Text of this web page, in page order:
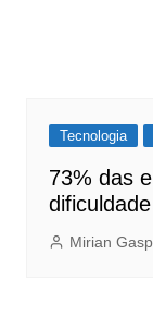
Tecnologia
73% das
Mirian